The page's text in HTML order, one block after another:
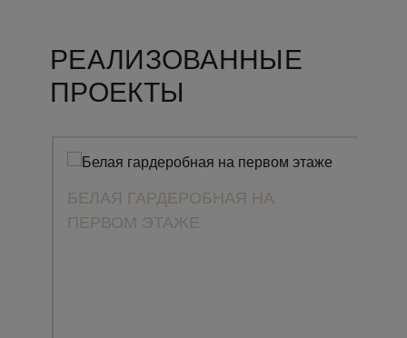
РЕАЛИЗОВАННЫЕ
ПРОЕКТЫ
БЕЛАЯ ГАРДЕРОБНАЯ НА
ПЕРВОМ ЭТАЖЕ